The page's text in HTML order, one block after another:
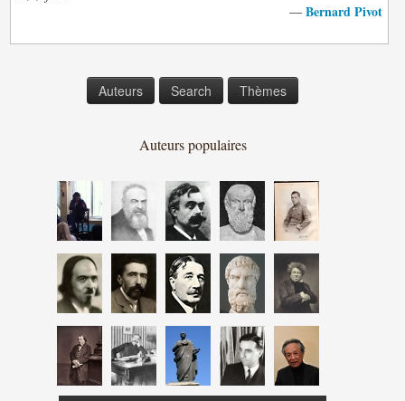
— Bernard Pivot
Auteurs Search Thèmes
Auteurs populaires